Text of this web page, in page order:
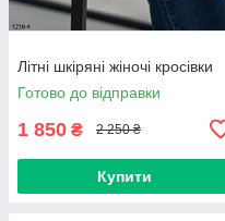
Літні шкіряні жіночі кросівки
Готово до відправки
1 850 ₴ 2 250 ₴
Купити